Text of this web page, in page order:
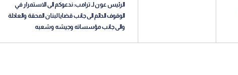
الرئيس عون لـ ترامب: ندعوكم الى الاستمرار في
الوقوف الدائم الى جانب قضايا لبنان المحقة والعادلة
والى جانب مؤسساته وجيشه وشعبه